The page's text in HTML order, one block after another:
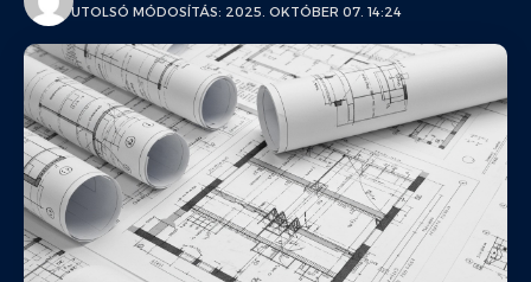
UTOLSÓ MÓDOSÍTÁS: 2025. OKTÓBER 07. 14:24